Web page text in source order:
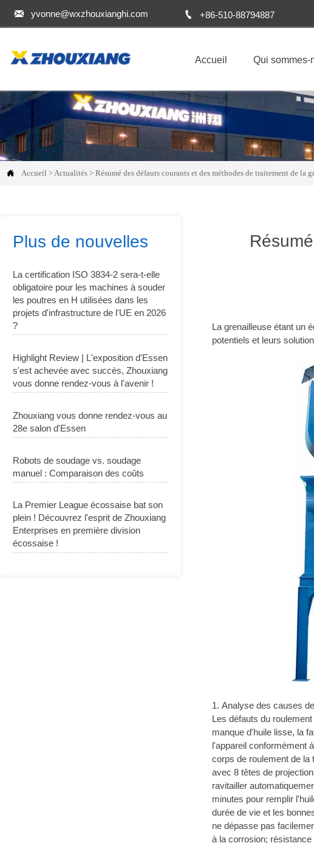
 yvonne@wxzhouxianghi.com  +86-510-88794887
Accueil Qui sommes-
 Accueil > Actualités > Résumé des défauts courants et des méthodes de traitement de la
Plus de nouvelles
La certification ISO 3834-2 sera-t-elle
obligatoire pour les machines à souder
les poutres en H utilisées dans les
projets d'infrastructure de l'UE en 2026
?
Highlight Review | L'exposition d'Essen
s'est achevée avec succès, Zhouxiang
vous donne rendez-vous à l'avenir !
Zhouxiang vous donne rendez-vous au
28e salon d'Essen
Robots de soudage vs. soudage
manuel : Comparaison des coûts
La Premier League écossaise bat son
plein ! Découvrez l'esprit de Zhouxiang
Enterprises en première division
écossaise !
La grenailleuse étant un
potentiels et leurs
Analyse des causes
Les défauts du
manque d'huile lisse, la
l'appareil conformément
corps de roulement de la
avec 8 têtes de
ravitailler
minutes pour remplir
durée de vie et les
ne dépasse pas
à la corrosion;